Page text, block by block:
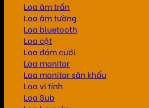
Loa âm trần
Loa âm tường
Loa bluetooth
Loa cột
Loa đám cưới
Loa monitor
Loa monitor sân khấu
Loa vi tính
Loa Sub